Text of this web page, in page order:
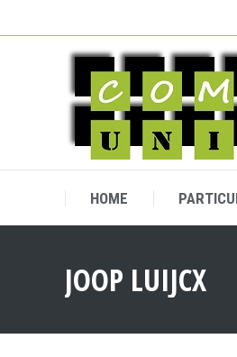
HOME
JOOP LUIJCX
HOME